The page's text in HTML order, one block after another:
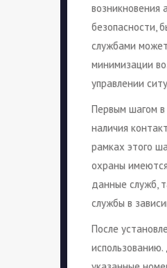
возникновения
безопасности,
службами
минимизации
управлении
Первым шагом в
наличия
рамках этого
охраны
данные служб,
службы в
После